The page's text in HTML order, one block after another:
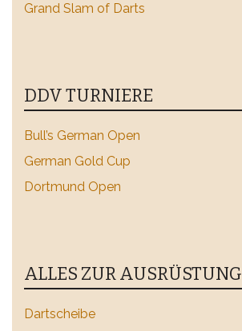
Grand Slam of Darts
DDV TURNIERE
Bull’s German Open
German Gold Cup
Dortmund Open
ALLES ZUR AUSRÜSTUNG
Dartscheibe